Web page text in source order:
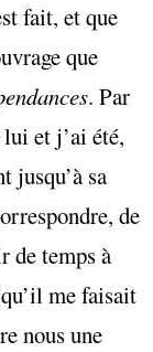
fait, et que
que
. Par
et j’ai été,
jusqu’à sa
de
de temps à
me faisait
nous une